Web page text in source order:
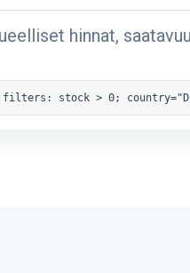
hinnat,
stock > 0;